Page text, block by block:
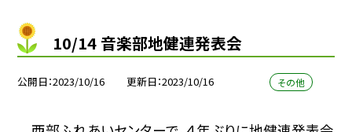
10/14 音楽部地健連発表会
公開日 2023/10/16 更新日 2023/10/16 その他